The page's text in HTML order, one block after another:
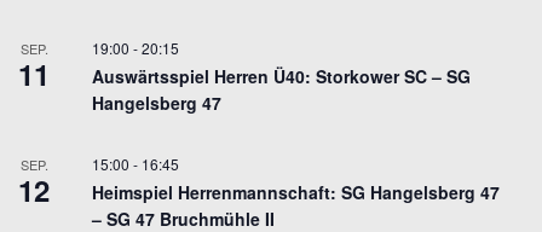
SEP.
11
19:00 -20:15
Auswärtsspiel Herren Ü40: Storkower SC – SG
Hangelsberg 47
SEP.
12
15:00 - 16:45
Heimspiel Herrenmannschaft: SG Hangelsberg 47
– SG 47 Bruchmühle II